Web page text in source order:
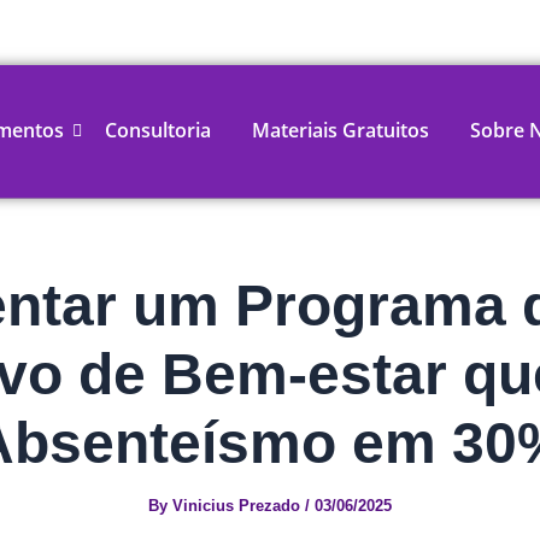
Consultoria Materiais Gratuitos Sobre
um Programa
de Bem-estar
em
By Vinicius Prezado / 03/06/2025